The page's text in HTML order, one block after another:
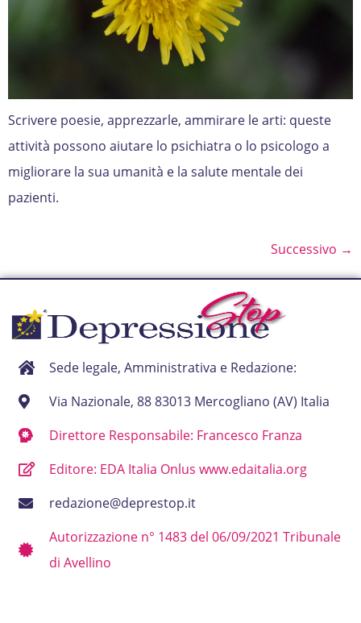
Scrivere poesie, apprezzarle, ammirare le arti: queste
attività possono aiutare lo psichiatra o lo psicologo a
migliorare la sua umanità e la salute mentale dei
pazienti.
Successivo →
Sede legale, Amministrativa e Redazione:
Via Nazionale, 88 83013 Mercogliano (AV) Italia
Direttore Responsabile: Francesco Franza
Editore: EDA Italia Onlus www.edaitalia.org
redazione@deprestop.it
Autorizzazione n° 1483 del 06/09/2021 Tribunale
di Avellino